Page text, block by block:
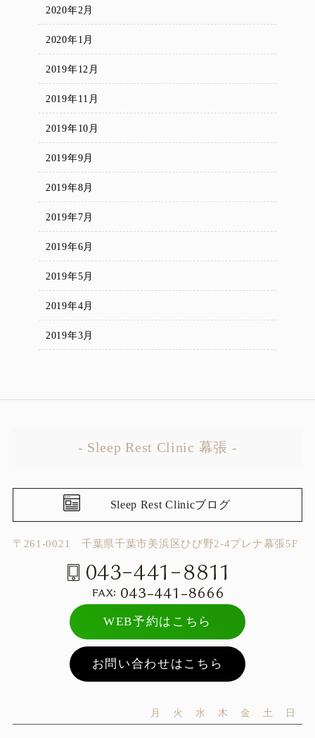
2020年2月
2020年1月
2019年12月
2019年11月
2019年10月
2019年9月
2019年8月
2019年7月
2019年6月
2019年5月
2019年4月
2019年3月
- Sleep Rest Clinic 幕張 -
Sleep Rest Clinicブログ
〒261-0021 千葉県千葉市美浜区ひび野2-4プレナ幕張5F
WEB予約はこちら
お問い合わせはこちら
月 火 水 木 金 土 日